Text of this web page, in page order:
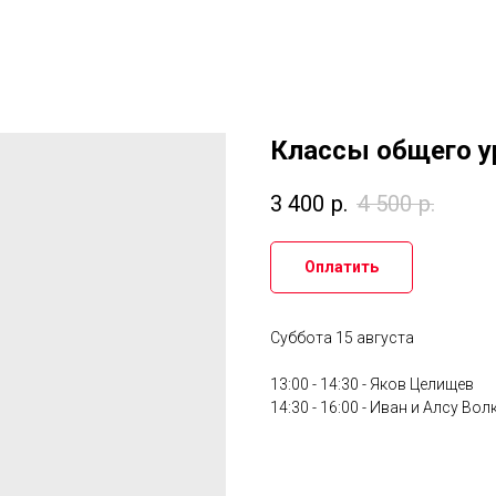
Классы общего
3 400 р. 4 500 р.
Оплатить
Суббота 15 августа
13:00 - 14:30 - Яков Целищев
14:30 - 16:00 - Иван и Алсу